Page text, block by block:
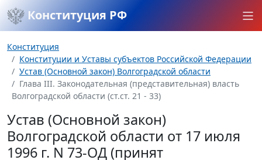
Конституция РФ
Конституция
Конституции и Уставы субъектов Российской Федерации
Устав (Основной закон) Волгоградской области
Глава III. Законодательная (представительная) власть
Волгоградской области (ст.ст. 21 - 33)
Устав (Основной закон)
Волгоградской области от 17 июля
1996 г. N 73-ОД (принят